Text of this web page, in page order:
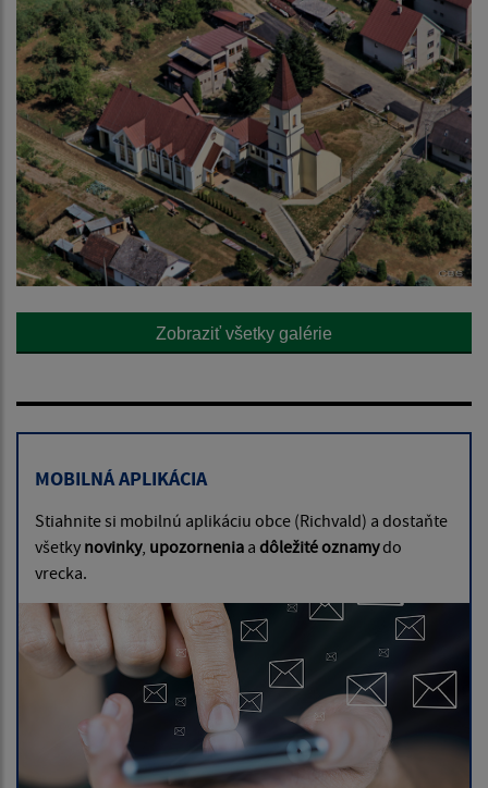
Zobraziť všetky galérie
MOBILNÁ APLIKÁCIA
Stiahnite si mobilnú aplikáciu obce (Richvald) a dostaňte
všetky novinky, upozornenia a dôležité oznamydo
vrecka.